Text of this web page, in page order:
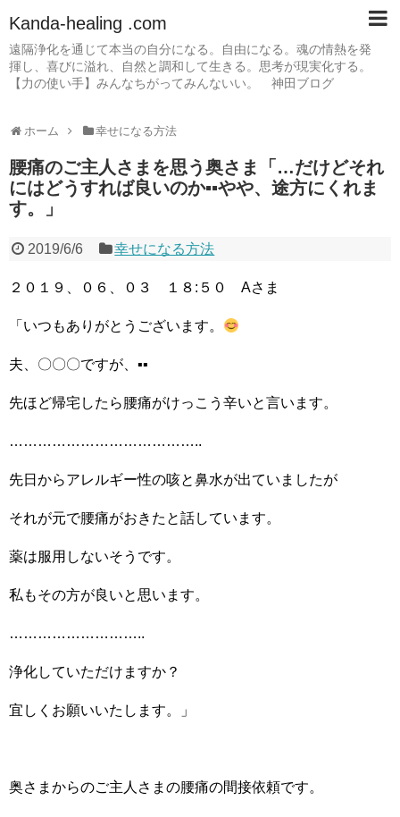
Kanda-healing .com
遠隔浄化を通じて本当の自分になる。自由になる。魂の情熱を発
揮し、喜びに溢れ、自然と調和して生きる。思考が現実化する。
【力の使い手】みんなちがってみんないい。 神田ブログ
ホーム 幸せになる方法
腰痛のご主人さまを思う奥さま「…だけどそれ
にはどうすれば良いのか▪▪やや、途方にくれま
す。」
2019/6/6 幸せになる方法
２０１９、０６、０３ １８:５０ Aさま
「いつもありがとうございます。
夫、〇〇〇ですが、▪▪
先ほど帰宅したら腰痛がけっこう辛いと言います。
…………………………………..
先日からアレルギー性の咳と鼻水が出ていましたが
それが元で腰痛がおきたと話しています。
薬は服用しないそうです。
私もその方が良いと思います。
………………………..
浄化していただけますか？
宜しくお願いいたします。」
奥さまからのご主人さまの腰痛の間接依頼です。